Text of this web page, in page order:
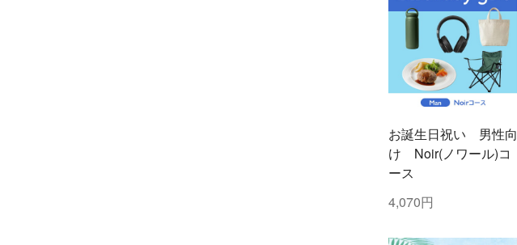
お誕生日祝い 男性向
け Noir(ノワール)コ
ース
4,070円